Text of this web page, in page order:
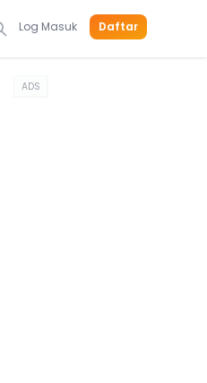
Log Masuk Daftar
ADS